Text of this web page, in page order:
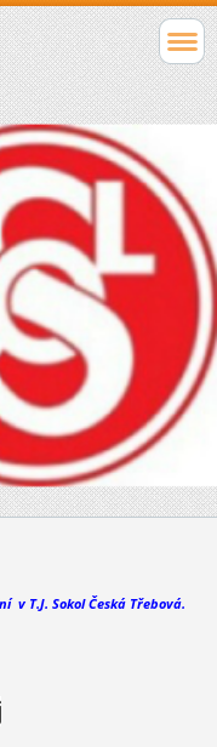
T.J. Sokol Česká Třebová.